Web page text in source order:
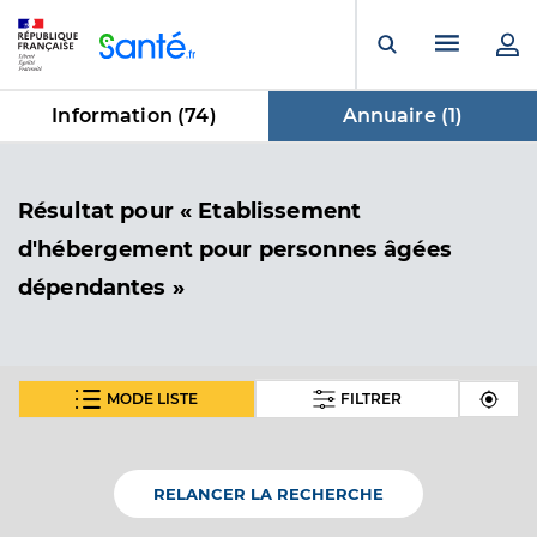
Ouvrir laMenu
Information (74) Annuaire (1)
Résultat dans Annuaire
pour « Etablissement
d'hébergement pour personnes âgées
dépendantes »
MODE LISTE FILTRER
âgées dépendantes
Etablissement de soins
RELANCER LA RECHERCHE